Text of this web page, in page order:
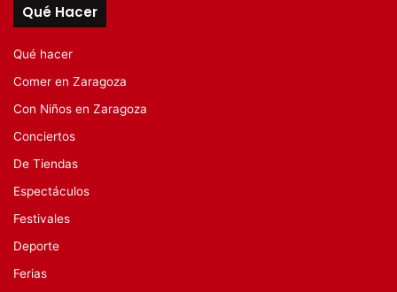
Qué Hacer
Qué hacer
Comer en Zaragoza
Con Niños en Zaragoza
Conciertos
De Tiendas
Espectáculos
Festivales
Deporte
Ferias